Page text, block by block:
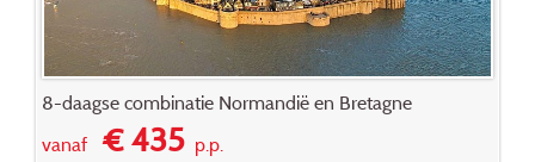
8-daagse combinatie Normandië en Bretagne
vanaf€ 435p.p.